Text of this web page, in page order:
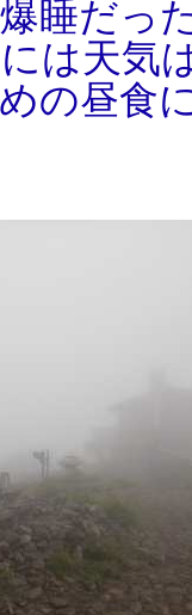
睡だっ
は天気
の昼食